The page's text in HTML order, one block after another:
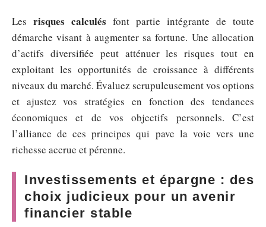
Les risques calculés font partie intégrante de toute
démarche visant à augmenter sa fortune. Une allocation
d’actifs diversifiée peut atténuer les risques tout en
exploitant les opportunités de croissance à différents
niveaux du marché. Évaluez scrupuleusement vos options
et ajustez vos stratégies en fonction des tendances
économiques et de vos objectifs personnels. C’est
l’alliance de ces principes qui pave la voie vers une
richesse accrue et pérenne.
Investissements et épargne : des
choix judicieux pour un avenir
financier stable